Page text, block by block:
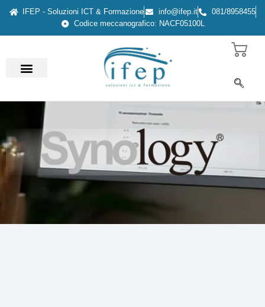
IFEP - Soluzioni ICT & Formazione info@ifep.it
081/8958455
Codice meccanografico: NACF05100L